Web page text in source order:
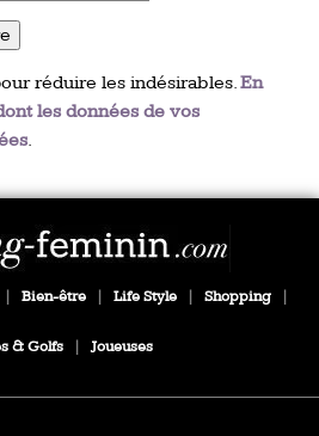
réduire les indésirables.En
les données de vos
.
Bien-être Life Style Shopping
& Golfs Joueuses